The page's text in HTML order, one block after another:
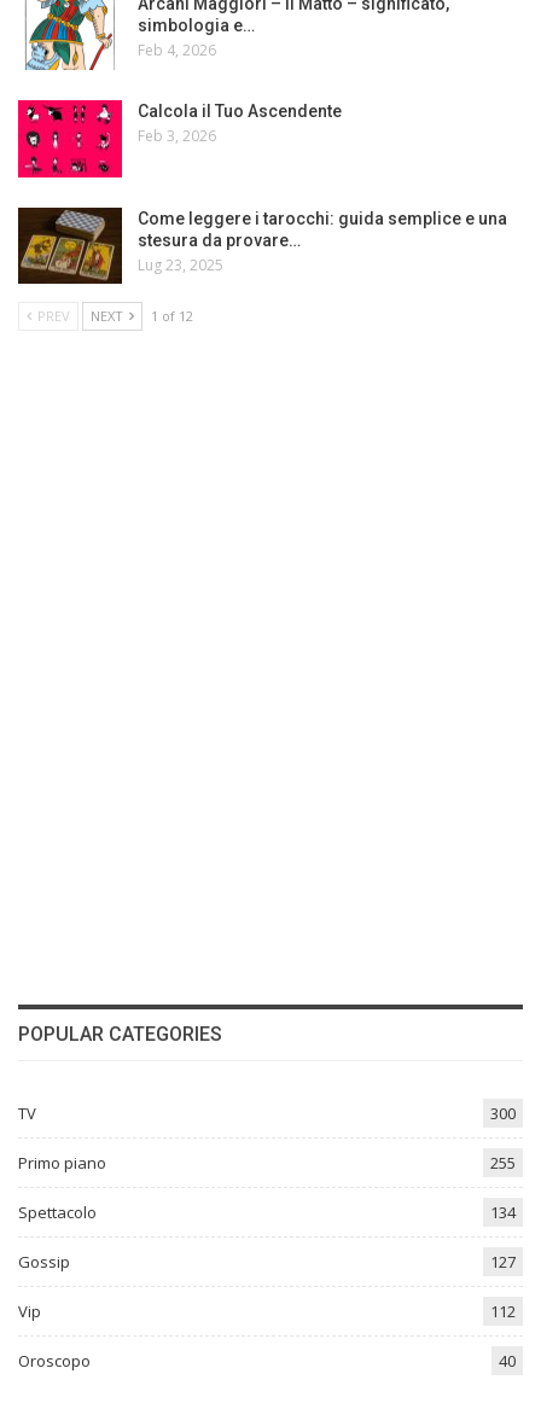
Arcani Maggiori – Il Matto – significato,
simbologia e…
Feb 4, 2026
Calcola il Tuo Ascendente
Feb 3, 2026
Come leggere i tarocchi: guida semplice e una
stesura da provare…
Lug 23, 2025
PREV NEXT 1 of 12
POPULAR CATEGORIES
TV 300
Primo piano 255
Spettacolo 134
Gossip 127
Vip 112
Oroscopo 40